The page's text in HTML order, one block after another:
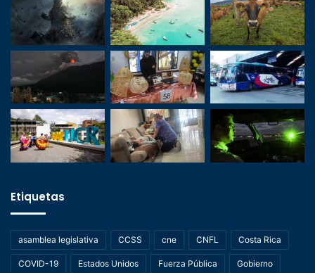
Etiquetas
asamblea legislativa CCSS cne CNFL Costa Rica
COVID-19 Estados Unidos Fuerza Pública Gobierno